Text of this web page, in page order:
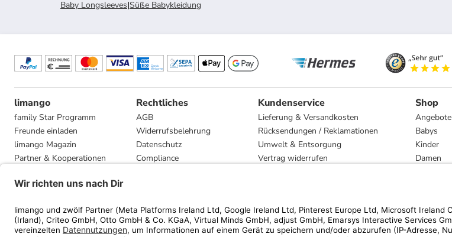
Baby Longsleeves|Süße Babykleidung
limango
family Star Programm
Freunde einladen
limango Magazin
Partner & Kooperationen
Presse
Rechtliches
AGB
Widerrufsbelehrung
Datenschutz
Compliance
Kundenservice
Lieferung & Versandkosten
Rücksendungen / Reklamationen
Umwelt & Entsorgung
Vertrag widerrufen
Shop
Angebote
Babys
Kinder
Damen
Marken